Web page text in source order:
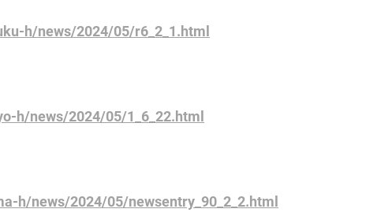
h/news/2024/05/r6_2_1.html
h/news/2024/05/1_6_22.html
h/news/2024/05/newsentry_90_2_2.html